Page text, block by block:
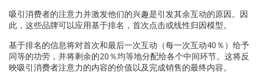
吸引消费者的注意力并激发他们的兴趣是引发其余互动的原因。因
此，这些品牌可以应用基于排名，首次点击或线性归因模型。
基于排名的信息将对首次和最后一次互动（每一次互动40％）给予
同等的功劳，并将剩余的20％均等地分配给各个中间环节。这将反
映吸引消费者注意力的内容的价值以及完成销售的最终内容。